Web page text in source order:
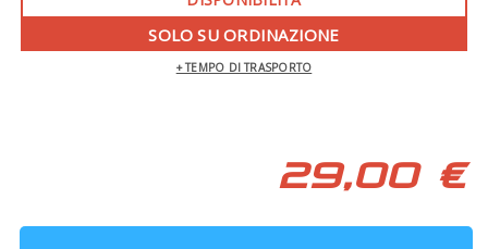
SOLO SU ORDINAZIONE
+ TEMPO DI TRASPORTO
29,00 €